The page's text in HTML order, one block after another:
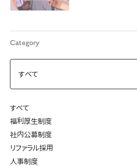
Category
すべて
福利厚生制度
社内公募制度
リファラル採用
人事制度